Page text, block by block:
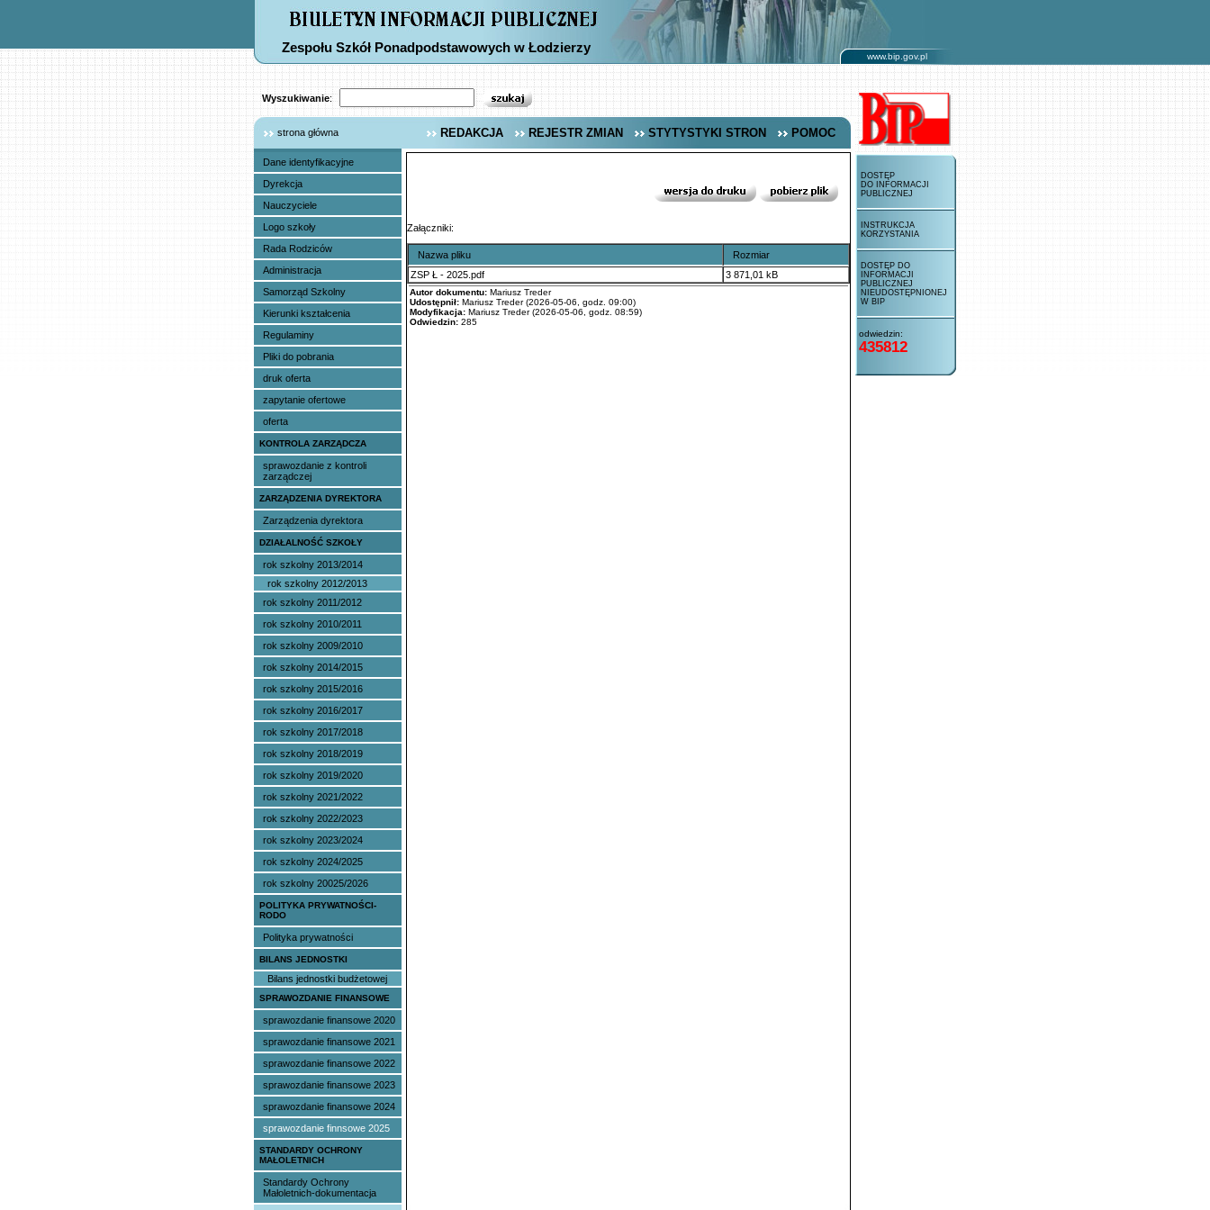
Zespołu Szkół Ponadpodstawowych w Łodzierzy
www.bip.gov.pl
Wyszukiwanie:
strona główna REDAKCJA REJESTR ZMIAN STYTYSTYKI STRON POMOC
Dane identyfikacyjne
Dyrekcja
Nauczyciele
Logo szkoły
Rada Rodziców
Administracja
Samorząd Szkolny
Kierunki kształcenia
Regulaminy
Pliki do pobrania
druk oferta
zapytanie ofertowe
oferta
KONTROLA ZARZĄDCZA
sprawozdanie z kontroli
zarządczej
ZARZĄDZENIA DYREKTORA
Zarządzenia dyrektora
DZIAŁALNOŚĆ SZKOŁY
rok szkolny 2013/2014
rok szkolny 2012/2013
rok szkolny 2011/2012
rok szkolny 2010/2011
rok szkolny 2009/2010
rok szkolny 2014/2015
rok szkolny 2015/2016
rok szkolny 2016/2017
rok szkolny 2017/2018
rok szkolny 2018/2019
rok szkolny 2019/2020
rok szkolny 2021/2022
rok szkolny 2022/2023
rok szkolny 2023/2024
rok szkolny 2024/2025
rok szkolny 20025/2026
POLITYKA PRYWATNOŚCI-
RODO
Polityka prywatności
BILANS JEDNOSTKI
Bilans jednostki budżetowej
SPRAWOZDANIE FINANSOWE
sprawozdanie finansowe 2020
sprawozdanie finansowe 2021
sprawozdanie finansowe 2022
sprawozdanie finansowe 2023
sprawozdanie finansowe 2024
sprawozdanie finnsowe 2025
STANDARDY OCHRONY
MAŁOLETNICH
Standardy Ochrony
Małoletnich-dokumentacja
Załączniki:
Nazwa pliku
Rozmiar
ZSP Ł - 2025.pdf
3 871,01 kB
Autor dokumentu: Mariusz Treder
Udostępnił: Mariusz Treder (2026-05-06, godz. 09:00)
Modyfikacja: Mariusz Treder (2026-05-06, godz. 08:59)
Odwiedzin: 285
DOSTĘP
DO INFORMACJI
PUBLICZNEJ
INSTRUKCJA
KORZYSTANIA
DOSTĘP DO
INFORMACJI
PUBLICZNEJ
NIEUDOSTĘPNIONEJ
W BIP
odwiedzin:
435812